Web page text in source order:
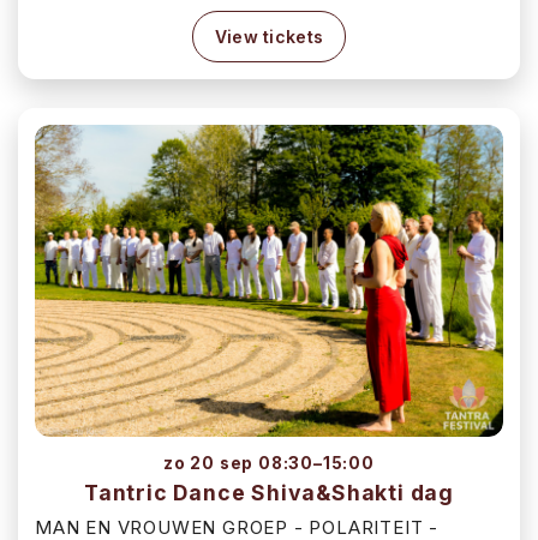
View tickets
zo 20 sep 08:30–15:00
Tantric Dance Shiva&Shakti dag
MAN EN VROUWEN GROEP - POLARITEIT -